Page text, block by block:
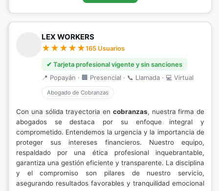
LEX WORKERS
165 Usuarios
✔ Tarjeta profesional vigente y sin sanciones
📍 Popayán · 🏢 Presencial · 📞 Llamada · 💻 Virtual
Abogado de Cobranzas
Con una sólida trayectoria en cobranzas, nuestra firma de
abogados se destaca por su enfoque integral y
comprometido. Entendemos la urgencia y la importancia de
proteger sus intereses financieros. Nuestro equipo,
respaldado por una ética profesional inquebrantable,
garantiza una gestión eficiente y transparente. La disciplina
y el compromiso son pilares de nuestro servicio,
asegurando resultados favorables y tranquilidad emocional